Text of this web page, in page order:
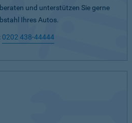
und unterstützen Sie gerne
Ihres Autos.
0202 438-44444